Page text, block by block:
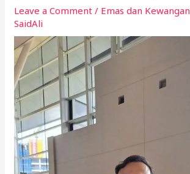
Leave a Comment / Emas dan Kewangan
SaidAli